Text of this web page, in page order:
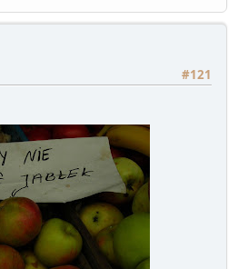
#121